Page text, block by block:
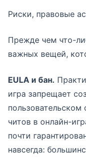
Риски, правовые
Прежде чем что-
важных вещей,
EULA и бан.
игра запрещает
пользовательском
читов в онлайн-
почти
навсегда: